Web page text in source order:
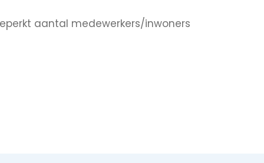
aantal medewerkers/inwoners